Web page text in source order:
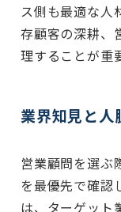
ス側も最適な人
存顧客の深耕、
理することが重
業界知見と人
営業顧問を選ぶ
を最優先で確認
は、ターゲット